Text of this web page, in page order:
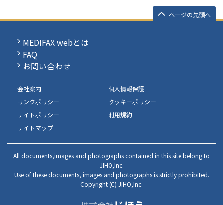
ページの先頭へ
MEDIFAX webとは
FAQ
お問い合わせ
会社案内
個人情報保護
リンクポリシー
クッキーポリシー
サイトポリシー
利用規約
サイトマップ
All documents,images and photographs contained in this site belong to
JIHO,Inc.
Use of these documents, images and photographs is strictly prohibited.
Copyright (C) JIHO,Inc.